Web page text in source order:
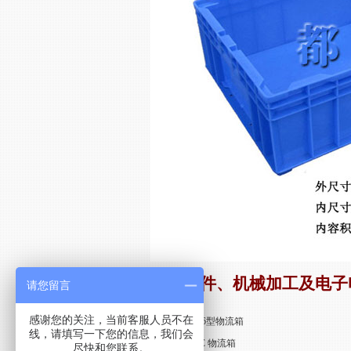
汽车配件、机械加工及电
上一条：W4616型物流箱
下一条： HP-3C 物流箱
请您留言
感谢您的关注，当前客服人员不在
线，请填写一下您的信息，我们会
尽快和您联系。